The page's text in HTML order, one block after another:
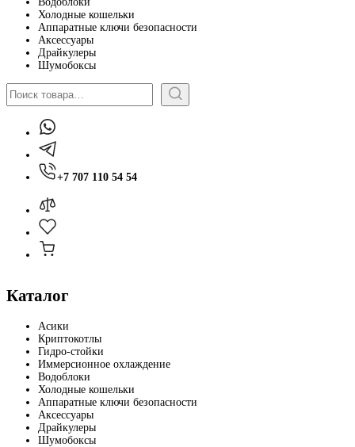
Холодные кошельки
Аппаратные ключи безопасности
Аксессуары
Драйкулеры
Шумобоксы
Поиск
+7 707 110 54 54
Каталог
Асики
Криптокотлы
Гидро-стойки
Иммерсионное охлаждение
Водоблоки
Холодные кошельки
Аппаратные ключи безопасности
Аксессуары
Драйкулеры
Шумобоксы